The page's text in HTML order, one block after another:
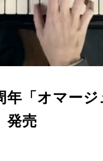
年「オマージ
発売